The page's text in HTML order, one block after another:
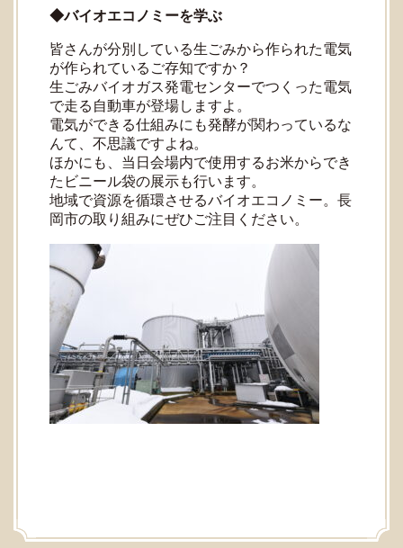
◆バイオエコノミーを学ぶ
皆さんが分別している生ごみから作られた電気
が作られているご存知ですか？
生ごみバイオガス発電センターでつくった電気
で走る自動車が登場しますよ。
電気ができる仕組みにも発酵が関わっているな
んて、不思議ですよね。
ほかにも、当日会場内で使用するお米からでき
たビニール袋の展示も行います。
地域で資源を循環させるバイオエコノミー。長
岡市の取り組みにぜひご注目ください。